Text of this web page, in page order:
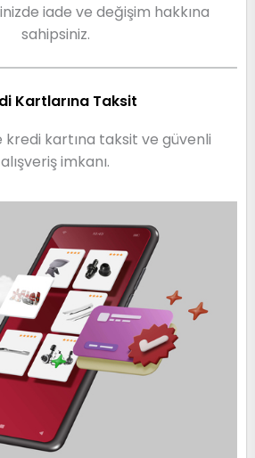
iade ve değişim hakkına
sahipsiniz.
Kartlarına Taksit
kredi kartına taksit ve güvenli
alışveriş imkanı.